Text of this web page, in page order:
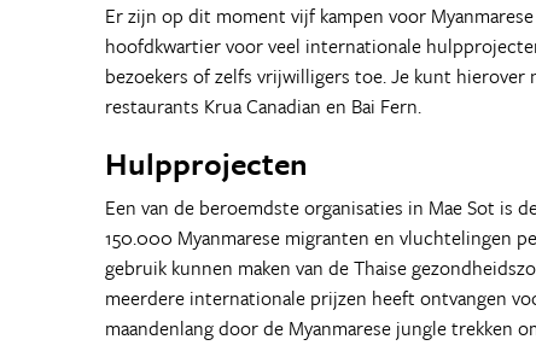
Er zijn op dit moment vijf kampen voor
hoofdkwartier voor veel internationale
bezoekers of zelfs vrijwilligers toe. Je kunt
restaurants Krua Canadian en Bai Fern.
Hulpprojecten
Een van de beroemdste organisaties in Mae Sot is
150.000 Myanmarese migranten en vluchtelingen
gebruik kunnen maken van de Thaise
meerdere internationale prijzen heeft ontvangen
maandenlang door de Myanmarese jungle trekken